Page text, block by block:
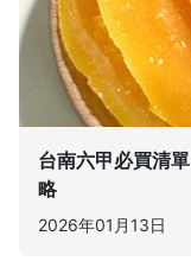
台南六甲必買清
略
2026年01月13日